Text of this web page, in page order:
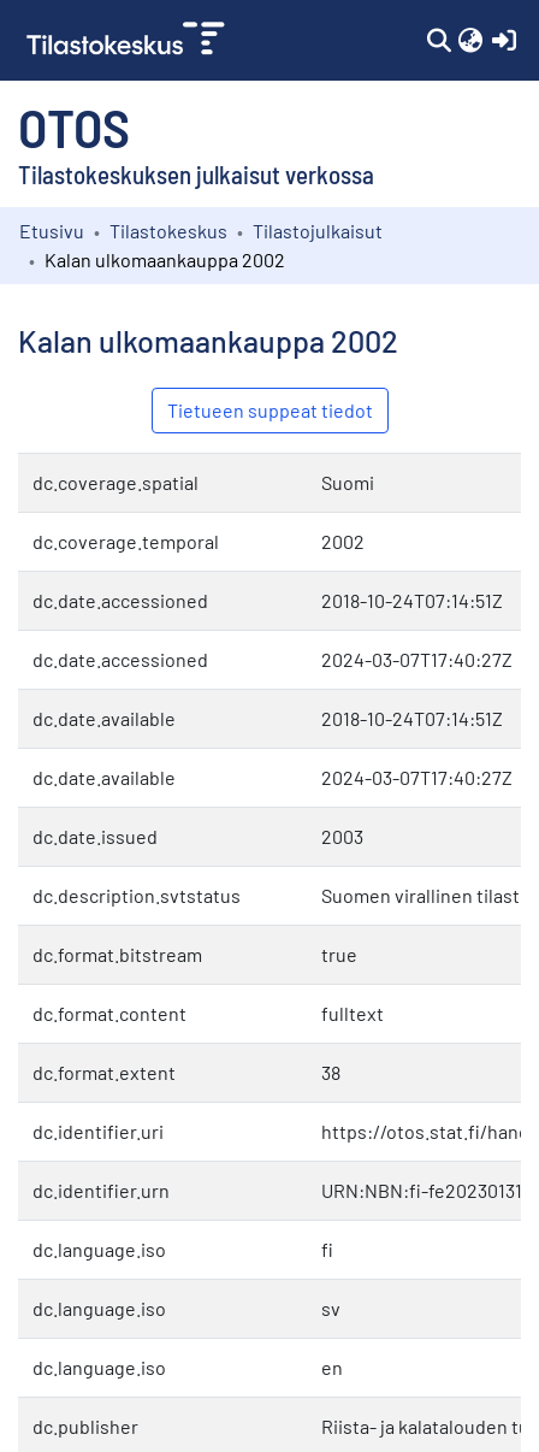
OTOS
Tilastokeskuksen julkaisut verkossa
Kokoelmat
Etusivu Tilastokeskus
Tilastojulkaisut
Kalan ulkomaankauppa 2002
Kalan ulkomaankauppa 2002
Tietueen suppeat tiedot
dc.coverage.spatial Suomi
dc.coverage.temporal 2002
dc.date.accessioned 2018-10-24T07:14:51Z
dc.date.accessioned 2024-03-07T17:40:27Z
dc.date.available 2018-10-24T07:14:51Z
dc.date.available 2024-03-07T17:40:27Z
dc.date.issued 2003
dc.description.svtstatus Suomen virallinen tilasto
dc.format.bitstream true
dc.format.content fulltext
dc.format.extent 38
dc.identifier.uri https://otos.stat.fi/
dc.identifier.urn URN:NBN:fi-
dc.language.iso fi
dc.language.iso sv
dc.language.iso en
dc.publisher Riista- ja kalatalouden